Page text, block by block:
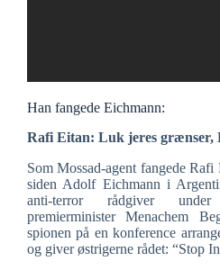
Han fangede Eichmann:
Rafi Eitan: Luk jeres grænser,
Som Mossad-agent fangede
siden Adolf Eichmann i
anti-terror rådgiver
premierminister Menachem
spionen på en konference
og giver østrigerne rådet: “Stop